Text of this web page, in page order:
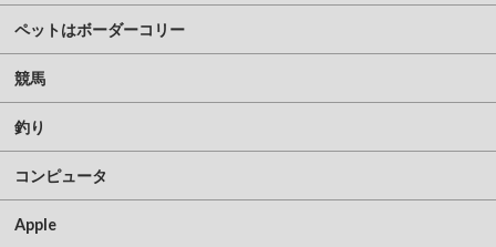
ペットはボーダーコリー
競馬
釣り
コンピュータ
Apple